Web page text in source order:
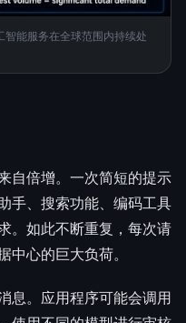
能服务在全球范围内持续处
自倍增。一次简短的提示
手、搜索功能、编码工具
。如此不断重复，每次请
心的巨大负荷。
息。应用程序可能会调用